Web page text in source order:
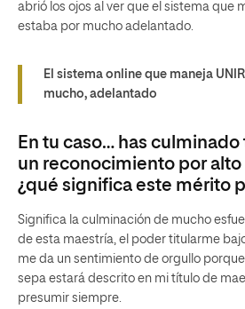
abrió los ojos al ver que el sistema que
estaba por mucho adelantado.
El sistema online que maneja
mucho, adelantado
En tu caso… has
un reconocimiento por
¿qué significa este mérito
Significa la culminación de mucho
de esta maestría, el poder titularme
me da un sentimiento de orgullo
sepa estará descrito en mi título de
presumir siempre.